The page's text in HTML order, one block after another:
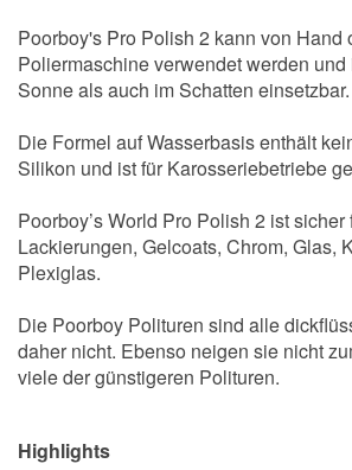
Poorboy's Pro Polish 2 kann von Hand
Poliermaschine verwendet werden
Sonne als auch im Schatten einsetzbar.
Die Formel auf Wasserbasis enthält
Silikon und ist für Karosseriebetriebe
Poorboy’s World Pro Polish 2 ist
Lackierungen, Gelcoats, Chrom, Glas,
Plexiglas.
Die Poorboy Polituren sind alle
daher nicht. Ebenso neigen sie nicht
viele der günstigeren Polituren.
Highlights